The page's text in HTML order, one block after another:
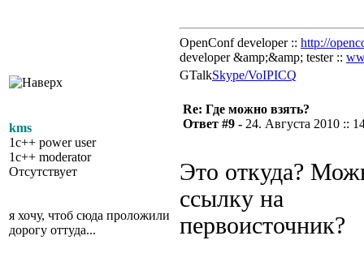
OpenConf developer :: http://
developer &amp;&amp; tester ::
GTalkSkype/VoIPICQ
kms
1c++ power user
1c++ moderator
Отсутствует
я хочу, чтоб сюда проложили
дорогу оттуда...
Re: Где можно взять?
Ответ #9 - 24. Августа 2010 ::
Это откуда?
ссылку на
первоисточник?